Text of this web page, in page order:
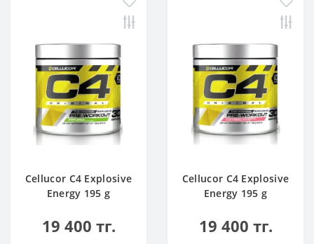
Cellucor C4 Explosive
Energy 195 g
19 400 тг.
Cellucor C4 Explosive
Energy 195 g
Маргарита
19 400 тг.